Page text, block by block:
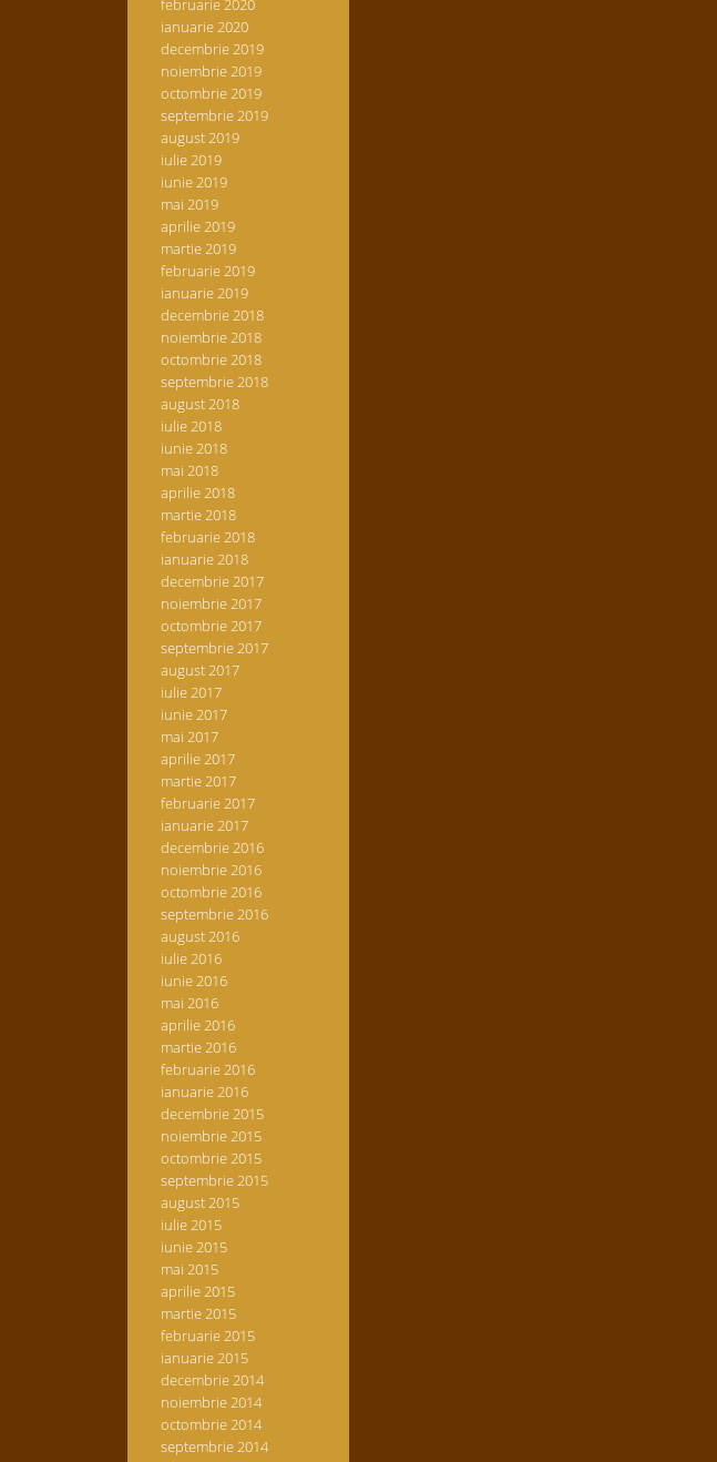
februarie 2020
ianuarie 2020
decembrie 2019
noiembrie 2019
octombrie 2019
septembrie 2019
august 2019
iulie 2019
iunie 2019
mai 2019
aprilie 2019
martie 2019
februarie 2019
ianuarie 2019
decembrie 2018
noiembrie 2018
octombrie 2018
septembrie 2018
august 2018
iulie 2018
iunie 2018
mai 2018
aprilie 2018
martie 2018
februarie 2018
ianuarie 2018
decembrie 2017
noiembrie 2017
octombrie 2017
septembrie 2017
august 2017
iulie 2017
iunie 2017
mai 2017
aprilie 2017
martie 2017
februarie 2017
ianuarie 2017
decembrie 2016
noiembrie 2016
octombrie 2016
septembrie 2016
august 2016
iulie 2016
iunie 2016
mai 2016
aprilie 2016
martie 2016
februarie 2016
ianuarie 2016
decembrie 2015
noiembrie 2015
octombrie 2015
septembrie 2015
august 2015
iulie 2015
iunie 2015
mai 2015
aprilie 2015
martie 2015
februarie 2015
ianuarie 2015
decembrie 2014
noiembrie 2014
octombrie 2014
septembrie 2014